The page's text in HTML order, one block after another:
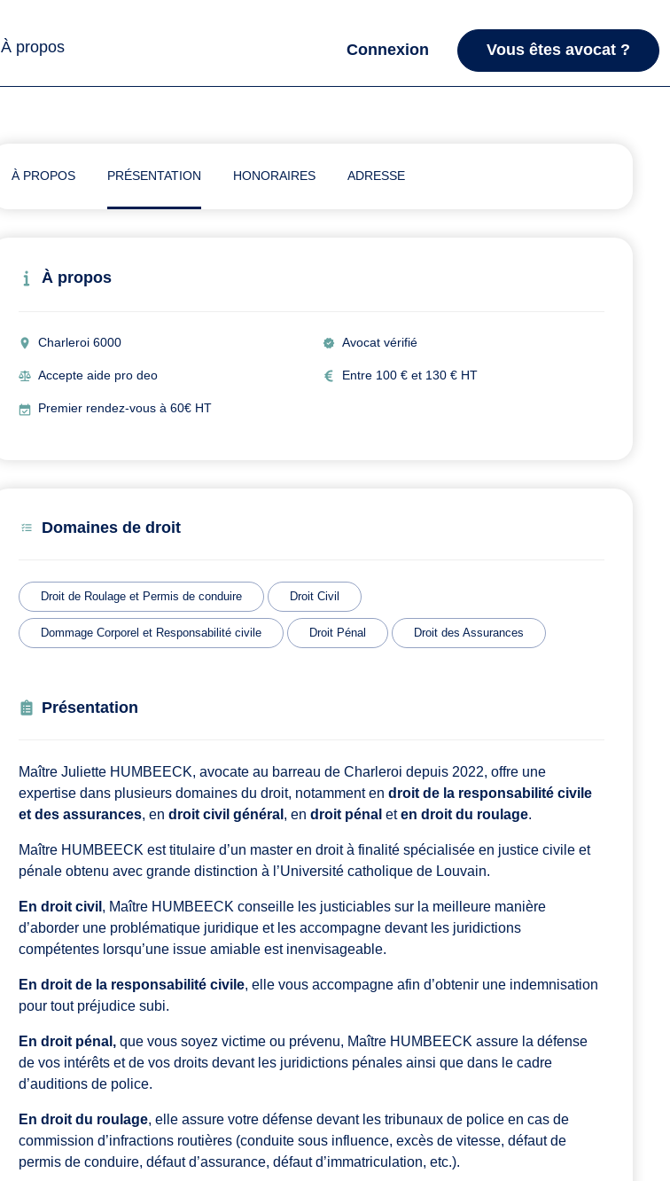
À propos Connexion Vous êtes avocat ?
À PROPOS PRÉSENTATION HONORAIRES ADRESSE
À propos
Charleroi 6000 Avocat vérifié
Accepte aide pro deo Entre 100 € et 130 € HT
Premier rendez-vous à 60€ HT
Domaines de droit
Droit de Roulage et Permis de conduire Droit Civil
Dommage Corporel et Responsabilité civile Droit Pénal Droit des Assurances
Présentation
Maître Juliette HUMBEECK, avocate au barreau de Charleroi depuis 2022, offre une
expertise dans plusieurs domaines du droit, notamment en droit de la responsabilité civile
et des assurances, en droit civil général , en droit pénal eten droit du roulage.
Maître HUMBEECK est titulaire d’un master en droit à finalité spécialisée en justice civile et
pénale obtenu avec grande distinction à l’Université catholique de Louvain.
En droit civil , Maître HUMBEECK conseille les justiciables sur la meilleure manière
d’aborder une problématique juridique et les accompagne devant les juridictions
compétentes lorsqu’une issue amiable est inenvisageable.
En droit de la responsabilité civile, elle vous accompagne afin d’obtenir une indemnisation
pour tout préjudice subi.
En droit pénal, que vous soyez victime ou prévenu, Maître HUMBEECK assure la défense
de vos intérêts et de vos droits devant les juridictions pénales ainsi que dans le cadre
d’auditions de police.
En droit du roulage, elle assure votre défense devant les tribunaux de police en cas de
commission d’infractions routières (conduite sous influence, excès de vitesse, défaut de
permis de conduire, défaut d’assurance, défaut d’immatriculation, etc.).